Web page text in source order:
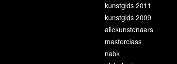
kunstgids 2011
kunstgids 2009
allekunstenaars
masterclass
nabk